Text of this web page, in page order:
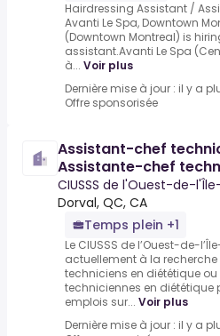
Hairdressing Assistant /
Avanti Le Spa, Downtown
(Downtown Montreal) is
assistant.Avanti Le Spa
à... Voir plus
Dernière mise à jour : il y a
Offre sponsorisée
Assistant-chef
Assistante-chef
diététique - 81694
CIUSSS de l'Ouest-de-
Dorval, QC, CA
Temps plein +1
Le CIUSSS de l’Ouest-de-
actuellement à la
techniciens en diététique
techniciennes en diététique
emplois sur... Voir plus
Dernière mise à jour : il y a